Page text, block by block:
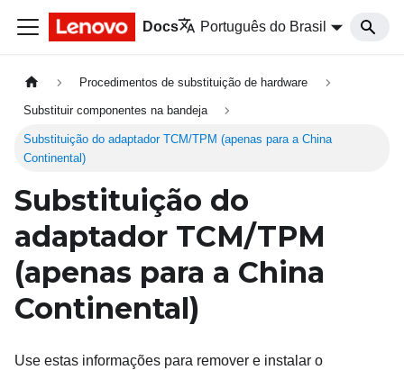
Docs Português do Brasil
Procedimentos de substituição de hardware
Substituir componentes na bandeja
Substituição do adaptador TCM/TPM (apenas para a China
Continental)
Substituição do
adaptador TCM/TPM
(apenas para a China
Continental)
Use estas informações para remover e instalar o